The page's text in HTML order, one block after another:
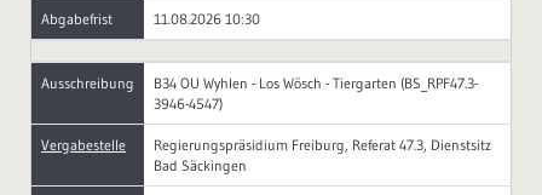
Abgabefrist 11.08.2026 10:30
Ausschreibung
B34 OU Wyhlen - Los Wösch - Tiergarten (BS_RPF47.3-
3946-4547)
Vergabestelle
Regierungspräsidium Freiburg, Referat 47.3, Dienstsitz
Bad Säckingen